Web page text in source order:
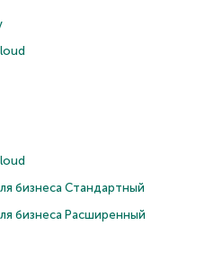
бизнеса Cтандартный
бизнеса Расширенный